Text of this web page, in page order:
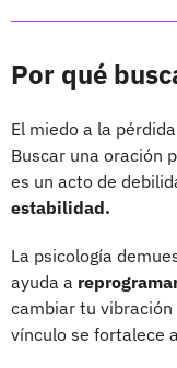
Por qué
El miedo a la
Buscar una oración
es un acto de
estabilidad.
La psicología
ayuda a
cambiar tu
vínculo se fortalece